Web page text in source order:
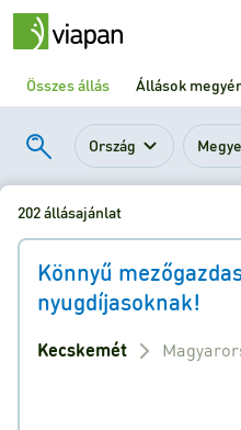
Összes állás Állások
Ország Megye
202 állásajánlat
Könnyű
nyugdíjasoknak!
Kecskemét